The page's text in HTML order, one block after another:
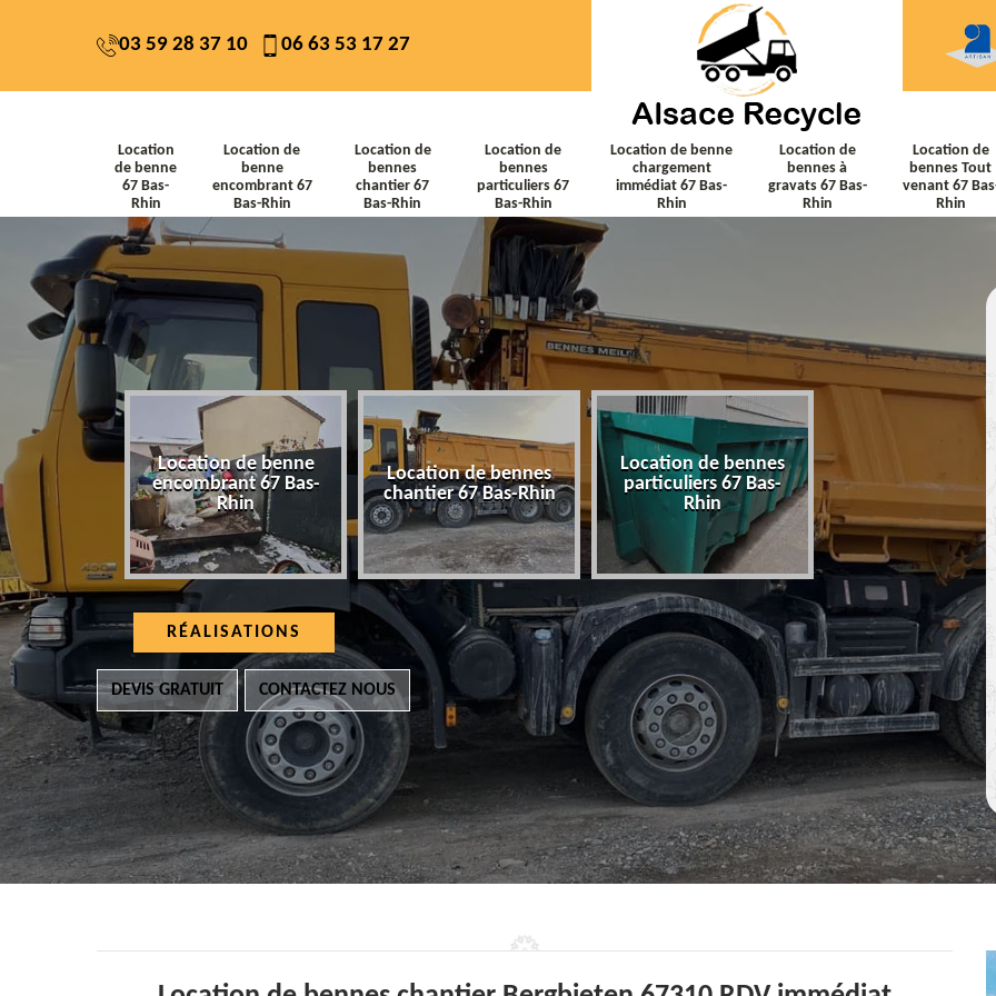
03 59 28 37 10 06 63 53 17 27
Location
de benne
67 Bas-
Rhin
Location de
benne
encombrant 67
Bas-Rhin
Location de
bennes
chantier 67
Bas-Rhin
Location de
bennes
particuliers 67
Bas-Rhin
Location de benne
chargement
immédiat 67 Bas-
Rhin
Location de
bennes à
gravats 67 Bas-
Rhin
Location de
bennes Tout
venant 67
Rhin
benne 67
Location de benne
encombrant 67 Bas-
Rhin
Location de bennes
chantier 67 Bas-Rhin
Location de bennes
particuliers 67 Bas-
Rhin
chargement
67 Bas-Rhin
RÉALISATIONS
DEVIS GRATUIT CONTACTEZ NOUS